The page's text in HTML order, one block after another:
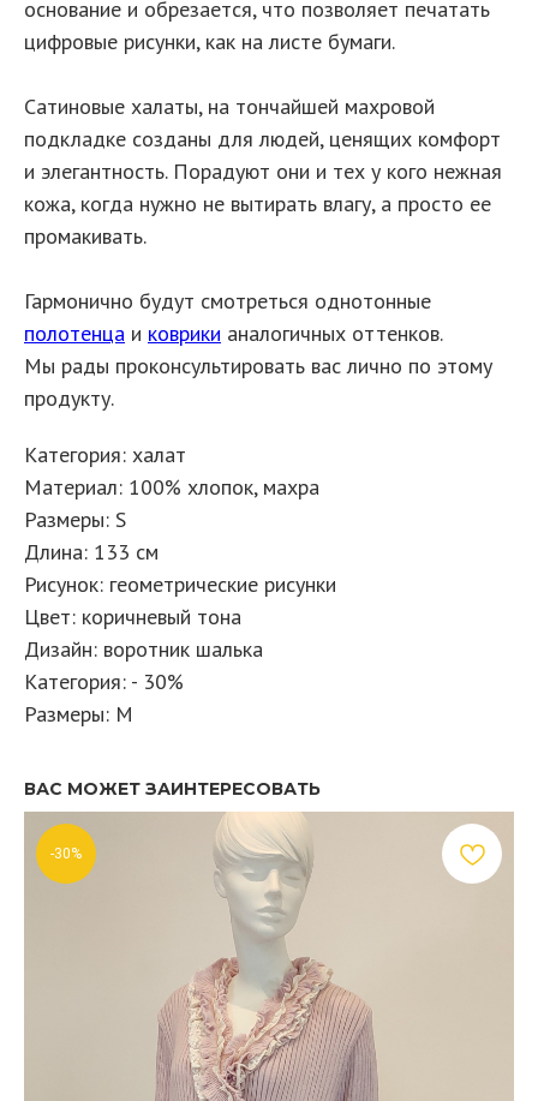
основание и обрезается, что позволяет печатать
цифровые рисунки, как на листе бумаги.
Сатиновые халаты, на тончайшей махровой
подкладке созданы для людей, ценящих комфорт
и элегантность. Порадуют они и тех у кого нежная
кожа, когда нужно не вытирать влагу, а просто ее
промакивать.
Гармонично будут смотреться однотонные
полотенца и коврики аналогичных оттенков.
Мы рады проконсультировать вас лично по этому
продукту.
Категория: халат
Материал: 100% хлопок, махра
Размеры: S
Длина: 133 см
Рисунок: геометрические рисунки
Цвет: коричневый тона
Дизайн: воротник шалька
Категория: - 30%
Размеры: M
ВАС МОЖЕТ ЗАИНТЕРЕСОВАТЬ
-30%